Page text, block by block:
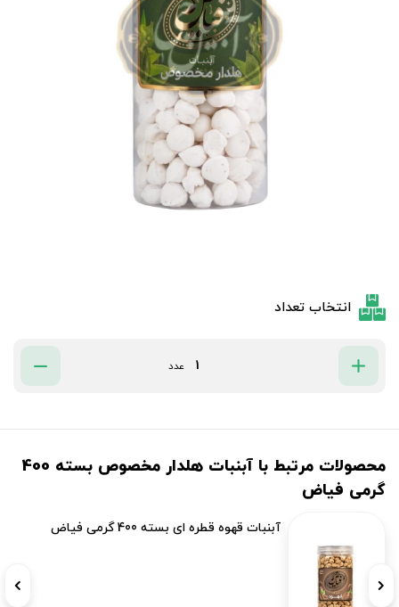
انتخاب تعداد
عدد
محصولات مرتبط با آبنبات هلدار مخصوص بسته 400
گرمی فیاض
آبنبات قهوه قطره ای بسته 400 گرمی فیاض